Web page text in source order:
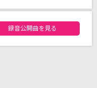
ーランキング
録音公開曲を見る